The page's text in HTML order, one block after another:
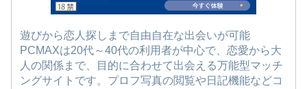
遊びから恋人探しまで自由自在な出会いが可能
PCMAXは20代～40代の利用者が中心で、恋愛から大
人の関係まで、目的に合わせて出会える万能型マッチ
ングサイトです。プロフ写真の閲覧や日記機能などコ